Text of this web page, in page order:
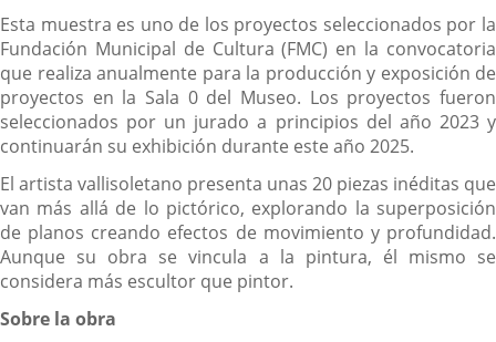
Esta muestra es uno de los proyectos seleccionados por la
Fundación Municipal de Cultura (FMC) en la convocatoria
que realiza anualmente para la producción y exposición de
proyectos en la Sala 0 del Museo. Los proyectos fueron
seleccionados por un jurado a principios del año 2023 y
continuarán su exhibición durante este año 2025.
El artista vallisoletano presenta unas 20 piezas inéditas que
van más allá de lo pictórico, explorando la superposición
de planos creando efectos de movimiento y profundidad.
Aunque su obra se vincula a la pintura, él mismo se
considera más escultor que pintor.
Sobre la obra